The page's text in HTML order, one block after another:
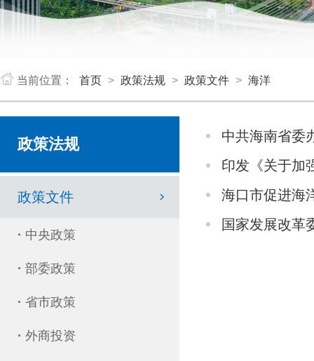
当前位置： 首页 > 政策法规 > 政策文件 > 海洋
政策法规
政策文件
· 中央政策
· 部委政策
· 省市政策
· 外商投资
中共海南省委办公
印发《关于加
海口市促进海
国家发展改革